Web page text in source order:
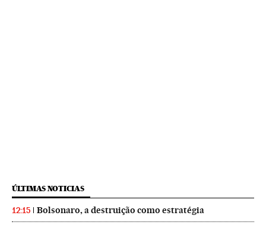
ÚLTIMAS NOTICIAS
12:15 Bolsonaro, a destruição como estratégia